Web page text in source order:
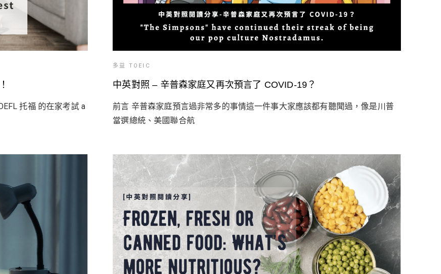
托福 的在家考試 a
多益 TOEIC
中英對照 – 辛普森家庭又再次預言了 COVID-19？
前言 辛普森家庭預言過非常多的事情這一件事大家應該都有聽聞過，像是川普
當選總統、美國聯合航